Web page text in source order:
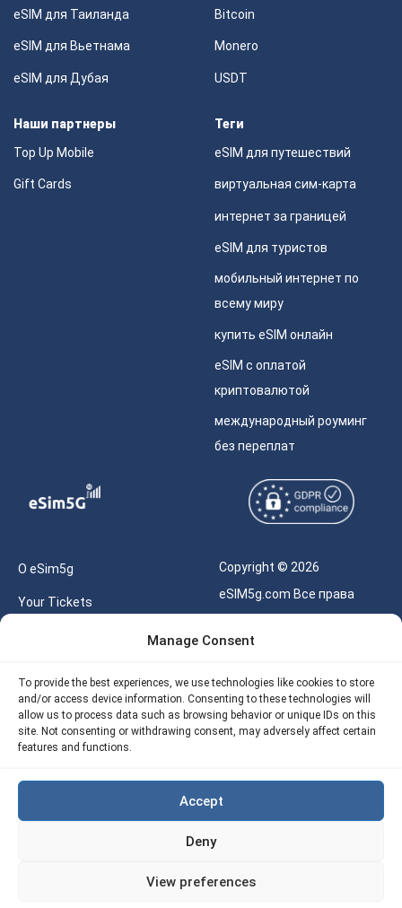
Manage Consent
To provide the best experiences, we use technologies like cookies to store
and/or access device information. Consenting to these technologies will
allow us to process data such as browsing behavior or unique IDs on this
site. Not consenting or withdrawing consent, may adversely affect certain
features and functions.
Accept
Deny
View preferences
eSIM для Таиланда
eSIM для Вьетнама
eSIM для Дубая
Bitcoin
Monero
USDT
Наши партнеры
Top Up Mobile
Gift Cards
Теги
eSIM для путешествий
виртуальная сим-карта
интернет за границей
eSIM для туристов
мобильный интернет по
всему миру
купить eSIM онлайн
eSIM с оплатой
криптовалютой
международный роуминг
без переплат
О eSim5g
Your Tickets
Калькулятор для eSIM
Политика возврата
eSIM5G
Copyright © 2026
eSIM5g.com Все права
Политика
конфиденциальности
Site Map